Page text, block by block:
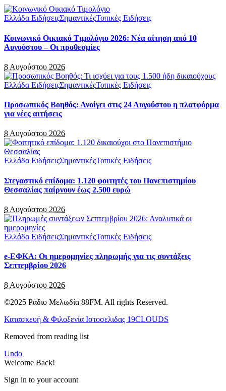
Ελλάδα ΕιδήσειςΣημαντικέςΤοπικές Ειδήσεις
Κοινωνικό Οικιακό Τιμολόγιο 2026: Νέα αίτηση από 10
Αυγούστου – Οι προθεσμίες
8 Αυγούστου 2026
Ελλάδα ΕιδήσειςΣημαντικέςΤοπικές Ειδήσεις
Προσωπικός Βοηθός: Ανοίγει στις 24 Αυγούστου η πλατφόρμα
για νέες αιτήσεις
8 Αυγούστου 2026
Ελλάδα ΕιδήσειςΣημαντικέςΤοπικές Ειδήσεις
Στεγαστικό επίδομα: 1.120 φοιτητές του Πανεπιστημίου
Θεσσαλίας παίρνουν έως 2.500 ευρώ
8 Αυγούστου 2026
Ελλάδα ΕιδήσειςΣημαντικέςΤοπικές Ειδήσεις
e-ΕΦΚΑ: Οι ημερομηνίες πληρωμής για τις συντάξεις
Σεπτεμβρίου 2026
8 Αυγούστου 2026
©2025 Ράδιο Μελωδία 88FM. All rights Reserved.
Κατασκευή & Φιλοξενία Ιστοσελιδας 19CLOUDS
Removed from reading list
Undo
Welcome Back!
Sign in to your account